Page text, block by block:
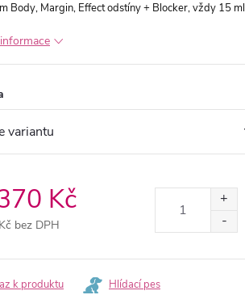
Body, Margin, Effect odstíny + Blocker, vždy 15 ml
Kč
bez DPH
k produktu
Hlídací pes